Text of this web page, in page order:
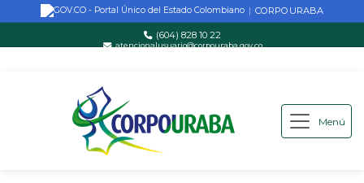
Saltar al contenido principal
| CORPOURABA
(604) 828 10 22
atencionalusuario@corpouraba.gov.co
Menú